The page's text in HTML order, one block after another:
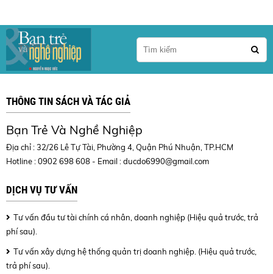
THÔNG TIN SÁCH VÀ TÁC GIẢ
Bạn Trẻ Và Nghề Nghiệp
Địa chỉ : 32/26 Lê Tự Tài, Phường 4, Quận Phú Nhuận, TP.HCM
Hotline : 0902 698 608 - Email :ducdo6990@gmail.com
DỊCH VỤ TƯ VẤN
Tư vấn đầu tư tài chính cá nhân, doanh nghiệp (Hiệu quả trước, trả
phí sau).
Tư vấn xây dựng hệ thống quản trị doanh nghiệp. (Hiệu quả trước,
trả phí sau).